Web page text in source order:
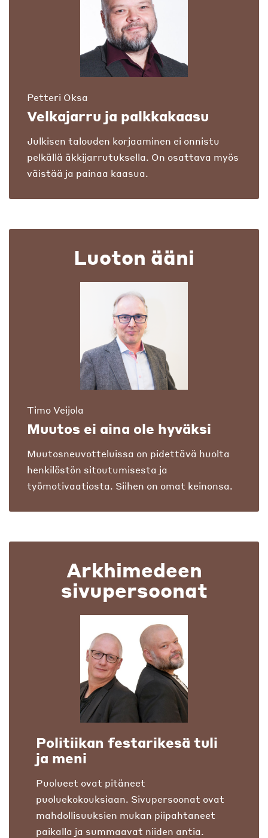
Petteri Oksa
Velkajarru ja palkkakaasu
Julkisen talouden korjaaminen ei onnistu
pelkällä äkkijarrutuksella. On osattava myös
väistää ja painaa kaasua.
Luoton ääni
Timo Veijola
Muutos ei aina ole hyväksi
Muutosneuvotteluissa on pidettävä huolta
henkilöstön sitoutumisesta ja
työmotivaatiosta. Siihen on omat keinonsa.
Arkhimedeen
sivupersoonat
Politiikan festarikesä tuli
ja meni
Puolueet ovat pitäneet
puoluekokouksiaan. Sivupersoonat ovat
mahdollisuuksien mukan piipahtaneet
paikalla ja summaavat niiden antia.